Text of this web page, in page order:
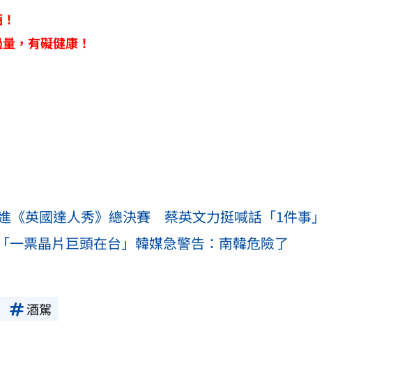
，有礙健康！
《英國達人秀》總決賽 蔡英文力挺喊話「1件事」
一票晶片巨頭在台」韓媒急警告：南韓危險了
酒駕